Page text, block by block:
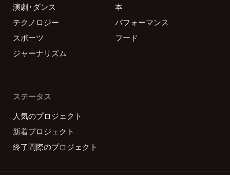
演劇・ダンス
本
テクノロジー
パフォーマンス
スポーツ
フード
ジャーナリズム
ステータス
人気のプロジェクト
新着プロジェクト
終了間際のプロジェクト